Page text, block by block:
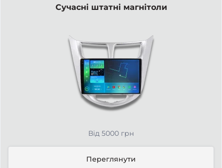
Сучасні штатні магнітоли
Від 5000 грн
Переглянути